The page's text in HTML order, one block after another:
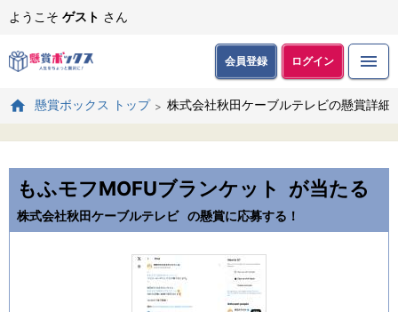
ようこそ ゲスト さん
会員登録 ログイン
懸賞ボックス トップ 株式会社秋田ケーブルテレビの懸賞詳細
もふモフMOFUブランケット が当たる
株式会社秋田ケーブルテレビ の懸賞に応募する！